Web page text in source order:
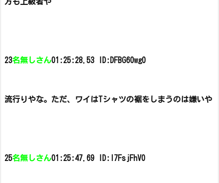
方も上級者や
23名無しさん01:25:28.53 ID:DFBG60wg0
流行りやな。 ただ、ワイはTシャツの裾をしまうのは嫌いや
25名無しさん01:25:47.69 ID:I7FsjFhV0